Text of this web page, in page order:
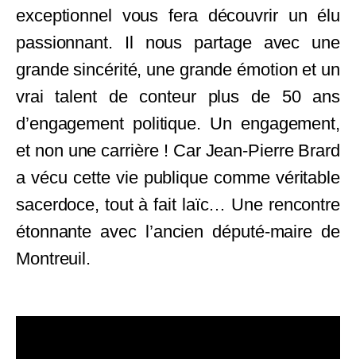
exceptionnel vous fera découvrir un élu
passionnant. Il nous partage avec une
grande sincérité, une grande émotion et un
vrai talent de conteur plus de 50 ans
d’engagement politique. Un engagement,
et non une carrière ! Car Jean-Pierre Brard
a vécu cette vie publique comme véritable
sacerdoce, tout à fait laïc… Une rencontre
étonnante avec l’ancien député-maire de
Montreuil.